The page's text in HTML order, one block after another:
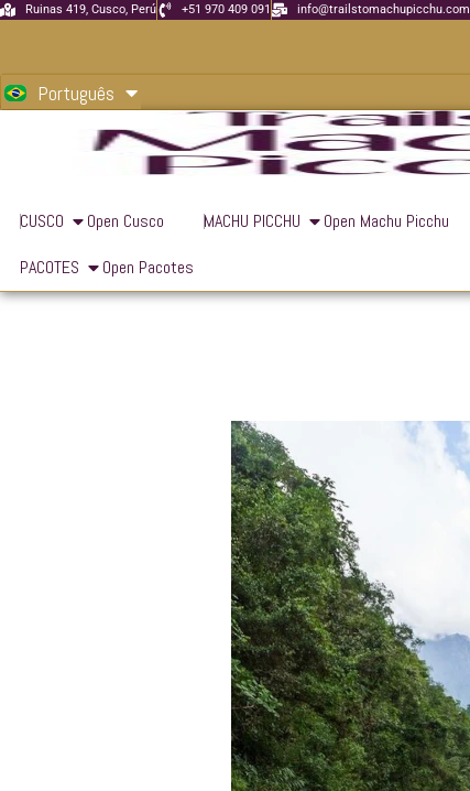
Ir
o
conteúdo
Ruinas 419, Cusco, Perú +51 970 409 091 info@trailstomachupicchu.com
Português
English
Español
CUSCO Open Cusco MACHU PICCHU Open Machu Picchu
PACOTES
Open Pacotes